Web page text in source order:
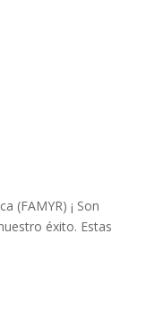
(FAMYR) ¡ Son
éxito. Estas